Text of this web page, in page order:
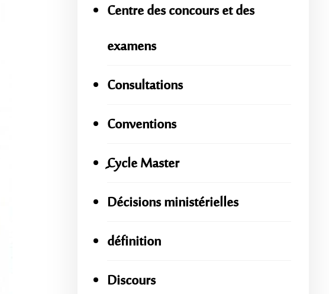
Centre des concours et des
examens
Consultations
Conventions
ِِِCycle Master
Décisions ministérielles
définition
Discours